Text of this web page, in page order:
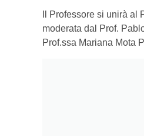
Il Professore si unirà
moderata dal Prof.
Prof.ssa Mariana Mota